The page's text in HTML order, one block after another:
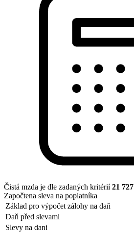
Čistá mzda je dle zadaných kritérií21
Započtena sleva na poplatníka
Základ pro výpočet zálohy na daň
Daň před slevami
Slevy na dani